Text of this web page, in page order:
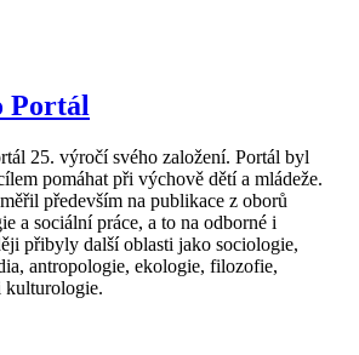
Portál
25. výročí svého založení. Portál byl
pomáhat při výchově dětí a mládeže.
především na publikace z oborů
a sociální práce, a to na odborné i
přibyly další oblasti jako sociologie,
antropologie, ekologie, filozofie,
kulturologie.